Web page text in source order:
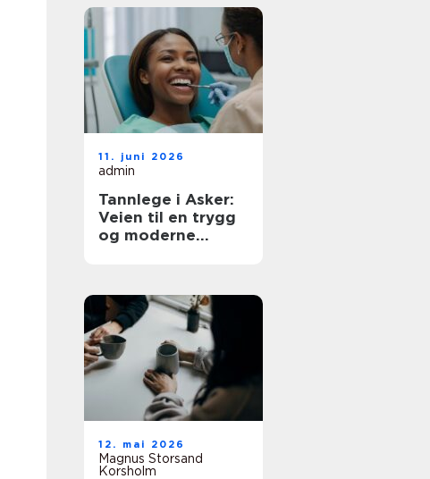
11. juni 2026
admin
Tannlege i Asker:
Veien til en trygg
og moderne
12. mai 2026
Magnus Storsand
Korsholm